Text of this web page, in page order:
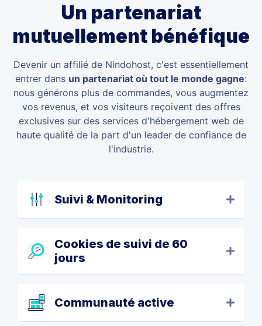
Un partenariat
mutuellement bénéfique
Devenir un affilié de Nindohost, c'est essentiellement
entrer dans un partenariat où tout le monde gagne:
nous générons plus de commandes, vous augmentez
vos revenus, et vos visiteurs reçoivent des offres
exclusives sur des services d'hébergement web de
haute qualité de la part d'un leader de confiance de
l'industrie.
Suivi & Monitoring
Cookies de suivi de 60
jours
Communauté active